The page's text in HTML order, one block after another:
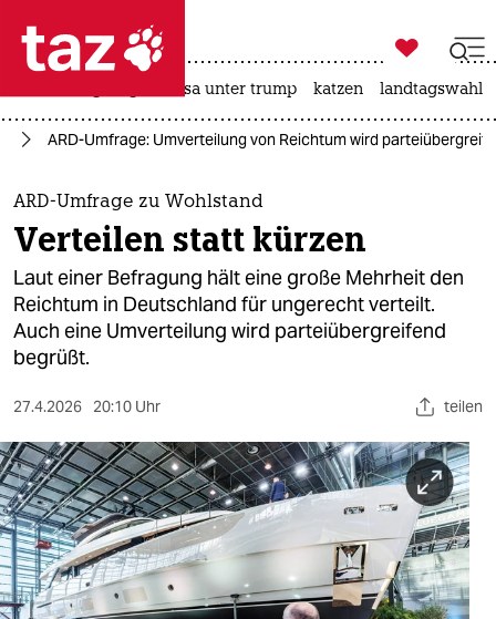
 taz zahl ich
taz zahl ich
themen
politik
öko
gesellschaft
kultur
sport
berlin
nord
wahrheit

taz zahl ich
usa unter trump katzen landtagswahl
ARD-Umfrage: Umverteilung von Reichtum wird
ARD-Umfrage zu Wohlstand
Verteilen statt kürzen
Laut einer Befragung hält eine große Mehrheit den
Reichtum in Deutschland für ungerecht verteilt.
Auch eine Umverteilung wird parteiübergreifend
begrüßt.
27.4.2026 20:10 Uhr teilen